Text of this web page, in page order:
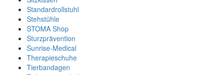
Standardrollstuhl
Stehstühle
STOMA Shop
Sturzprävention
Sunrise-Medical
Therapieschuhe
Tierbandagen